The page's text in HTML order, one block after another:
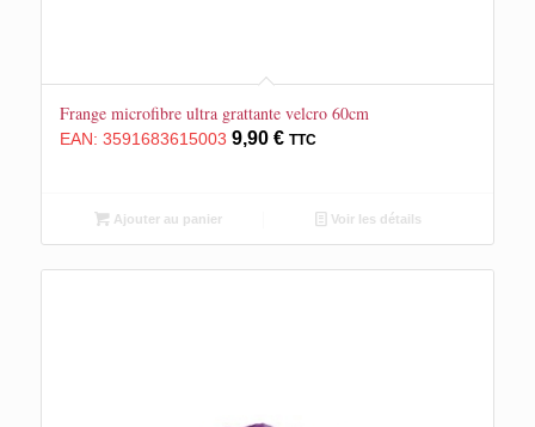
Frange microfibre ultra grattante velcro 60cm
EAN: 3591683615003 9,90 € TTC
Ajouter au panier Voir les détails